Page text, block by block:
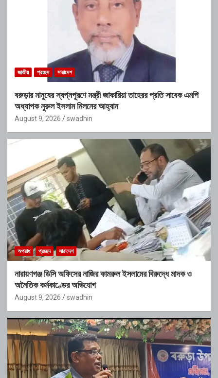
জাতীয় প্রচ্ছদ সারাদেশ
বরুড়ার মানুষের স্বপ্নপূরণে মন্ত্রী জাকারিয়া তাহেরর প্রতি সাবেক এমপি
অধ্যাপক নুরুল ইসলাম মিলনের আহ্বান
August 9, 2026 swadhin
অপরাধ প্রচ্ছদ সারাদেশ
নারায়ণগঞ্জ ডিসি অফিসের নাজির কামরুল ইসলামের বিরুদ্ধে মাদক ও
অনৈতিক কর্মকাণ্ডের অভিযোগ
August 9, 2026 swadhin